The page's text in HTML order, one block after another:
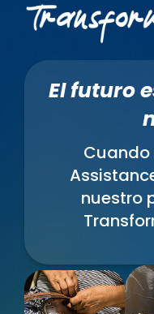
El futuro
Cuando
nuestro